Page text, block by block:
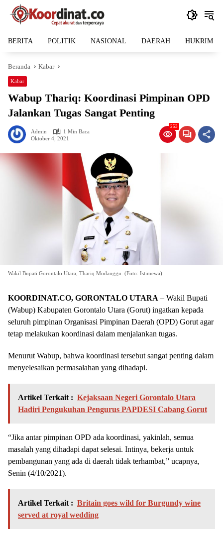
Langsung
BERITA POLITIK NASIONAL DAERAH HUKRIM
Beranda Kabar
Kabar
Wabup Thariq: Koordinasi Pimpinan OPD
Jalankan Tugas Sangat Penting
Admin
1 Min Baca
Oktober 4, 2021
253
Wakil Bupati Gorontalo Utara, Thariq Modanggu. (Foto: Istimewa)
KOORDINAT.CO, GORONTALO UTARA – Wakil Bupati
(Wabup) Kabupaten Gorontalo Utara (Gorut) ingatkan kepada
seluruh pimpinan Organisasi Pimpinan Daerah (OPD) Gorut agar
tetap melakukan koordinasi dalam menjalankan tugas.
Menurut Wabup, bahwa koordinasi tersebut sangat penting dalam
menyelesaikan permasalahan yang dihadapi.
Artikel Terkait : Kejaksaan Negeri Gorontalo Utara
Hadiri Pengukuhan Pengurus PAPDESI Cabang Gorut
“Jika antar pimpinan OPD ada koordinasi, yakinlah, semua
masalah yang dihadapi dapat selesai. Intinya, bekerja untuk
pembangunan yang ada di daerah tidak terhambat,” ucapnya,
Senin (4/10/2021).
Artikel Terkait : Britain goes wild for Burgundy wine
served at royal wedding